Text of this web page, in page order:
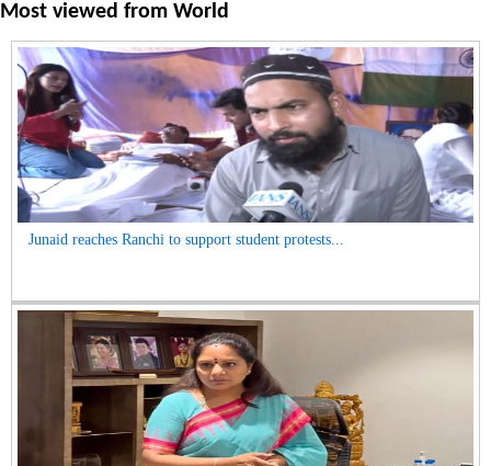
Most viewed from World
Junaid reaches Ranchi to support student protests...